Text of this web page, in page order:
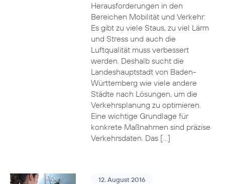
Herausforderungen in den
Bereichen Mobilität und Verkehr:
Es gibt zu viele Staus, zu viel Lärm
und Stress und auch die
Luftqualität muss verbessert
werden. Deshalb sucht die
Landeshauptstadt von Baden-
Württemberg wie viele andere
Städte nach Lösungen, um die
Verkehrsplanung zu optimieren.
Eine wichtige Grundlage für
konkrete Maßnahmen sind präzise
Verkehrsdaten. Das […]
12. August 2016